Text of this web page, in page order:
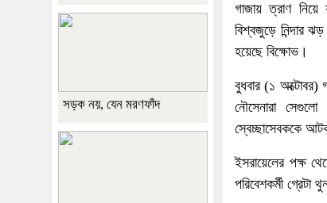
গাজায় ত্রাণ নিয়ে
বিশ্বজুড়ে নিন্দার
হয়েছে বিক্ষোভ।
বুধবার (১ অক্টোবর)
নৌসেনারা সেগুলো
স্বেচ্ছাসেবককে
ইসরায়েলের পক্ষ
পরিবেশকর্মী গ্রেটা
সড়ক নয়, যেন মরণফাঁদ